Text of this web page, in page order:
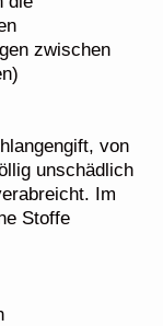
zwischen
von
unschädlich
Im
Stoffe